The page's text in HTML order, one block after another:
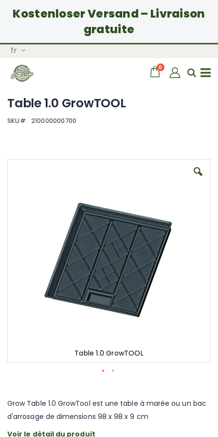
Kostenloser Versand – Livraison
gratuite
Allez
contenu
Langue
fr
Chariot
0 articles
Skip
Table 1.0 GrowTOOL
the
beginning
of
images
Table 1.0 GrowTOOL
SKU 210000000700
Grow Table 1.0 GrowTool est une table à marée ou un bac
d'arrosage de dimensions 98 x 98 x 9 cm
Voir le détail du produit